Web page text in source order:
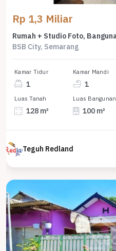
Rp 1,3 Miliar
BSB City, Semarang
Kamar Tidur
1
Kamar Mandi
1
Luas Tanah
128 m²
Luas Bangunan
100 m²
Teguh Redland